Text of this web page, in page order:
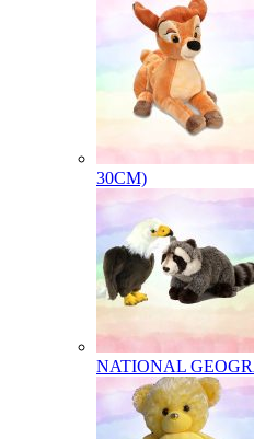
30CM)
NATIONAL